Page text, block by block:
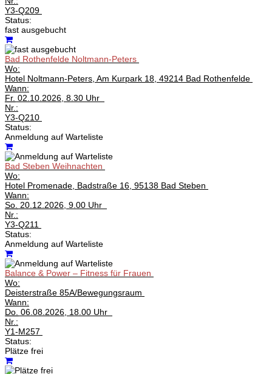
Y3-Q209
Status:
fast ausgebucht
Bad Rothenfelde Noltmann-Peters
Wo:
Hotel Noltmann-Peters, Am Kurpark 18, 49214 Bad Rothenfelde
Wann:
Fr. 02.10.2026, 8.30 Uhr
Nr.:
Y3-Q210
Status:
Anmeldung auf Warteliste
Bad Steben Weihnachten
Wo:
Hotel Promenade, Badstraße 16, 95138 Bad Steben
Wann:
So. 20.12.2026, 9.00 Uhr
Nr.:
Y3-Q211
Status:
Anmeldung auf Warteliste
Balance & Power – Fitness für Frauen
Wo:
Deisterstraße 85A/Bewegungsraum
Wann:
Do. 06.08.2026, 18.00 Uhr
Nr.:
Y1-M257
Status:
Plätze frei